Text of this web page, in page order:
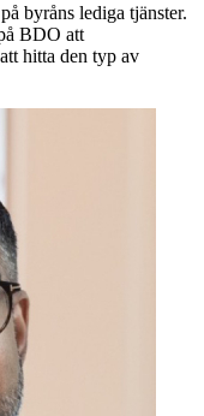
byråns lediga tjänster.
BDO att
hitta den typ av